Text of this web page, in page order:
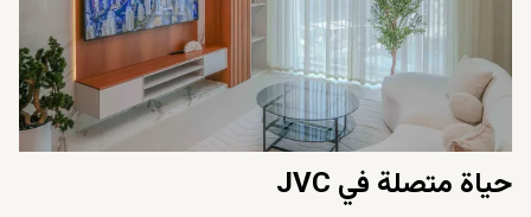
حياة متصلة في JVC